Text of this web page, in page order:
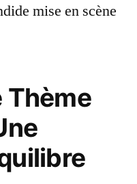
mise en scène
Thème